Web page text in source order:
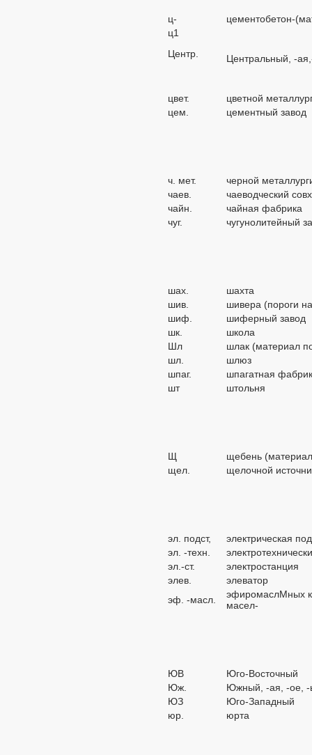
ц-
цементобетон-
ц1
Центр.
Центральный, -
цвет.
цветной
цем.
цементный завод
ч. мет.
черной
чаев.
чаеводческий
чайн.
чайная фабрика
чуг.
чугунолитейный
шах.
шахта
шив.
шивера (пороги
шиф.
шиферный завод
шк.
школа
Шл
шлак (материал
шл.
шлюз
шпаг.
шпагатная
шт
штольня
Щ
щебень
щел.
щелочной
эл. подст,
электрическая
эл. -техн.
эл.-ст.
электростанция
элев.
элеватор
эф. -масл.
эфиромаслМных
масел-
ЮВ
Юго-Восточный
Юж.
Южный, -ая, -ое, -
ЮЗ
Юго-Западный
юр.
юрта